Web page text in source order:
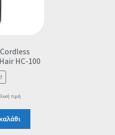
HC-100
τιμή